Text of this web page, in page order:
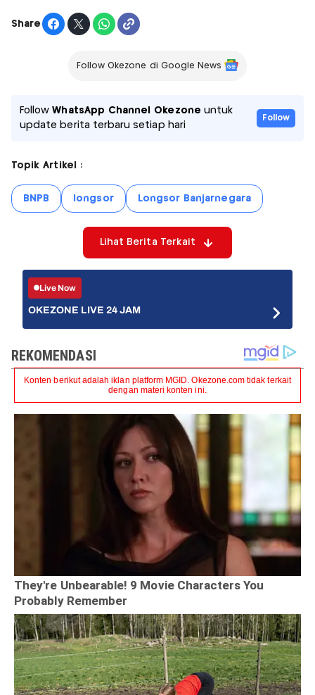
Share
Follow Okezone di Google News
FollowWhatsApp Channel Okezone untuk
update berita terbaru setiap hari
Follow
Topik Artikel :
BNPB longsor Longsor Banjarnegara
Lihat Berita Terkait
Live Now
OKEZONE LIVE 24 JAM